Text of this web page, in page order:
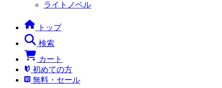
ライトノベル
トップ
検索
カート
初めての方
無料・セール